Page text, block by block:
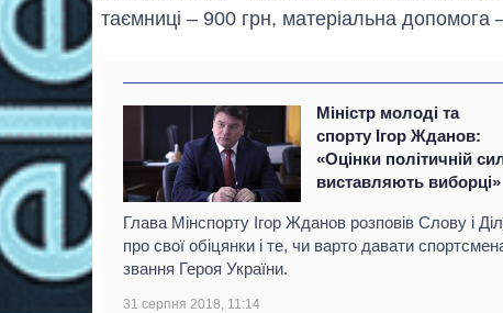
таємниці – 900 грн, матеріальна допомога
Міністр молоді та
спорту Ігор Жданов:
«Оцінки політичній
виставляють виборці»
Глава Мінспорту Ігор Жданов розповів Слову і
про свої обіцянки і те, чи варто давати
звання Героя України.
31 серпня 2018, 11:14